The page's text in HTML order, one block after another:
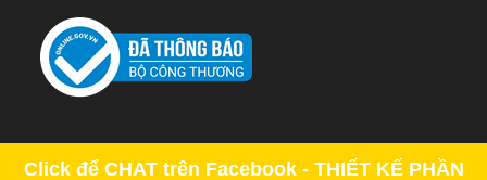
Click để CHAT trên Facebook - THIẾT KẾ PHẦN